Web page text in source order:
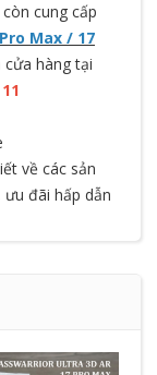
cung cấp
Max / 17
hàng tại
về các sản
đãi hấp dẫn